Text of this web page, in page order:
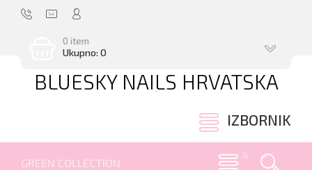
0 item
Ukupno: 0
BLUESKY NAILS HRVATSKA
.
IZBORNIK
GREEN COLLECTION